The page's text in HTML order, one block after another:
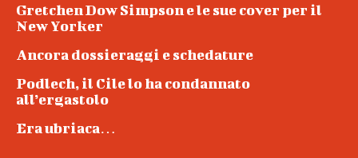
Gretchen Dow Simpson e le sue cover per il
New Yorker
Ancora dossieraggi e schedature
Podlech, il Cile lo ha condannato
all’ergastolo
Era ubriaca…